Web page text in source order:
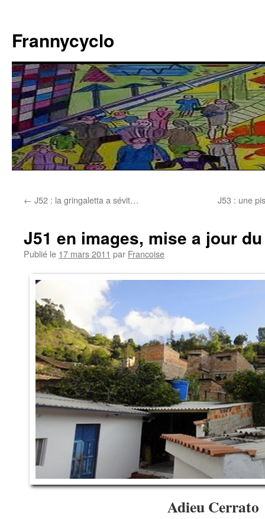
contenu
Frannycyclo
← J52 : la gringaletta a sévit… J53 : une
J51 en images, mise a jour
Publié le 17 mars 2011 par Francoise
Adieu Cerrato